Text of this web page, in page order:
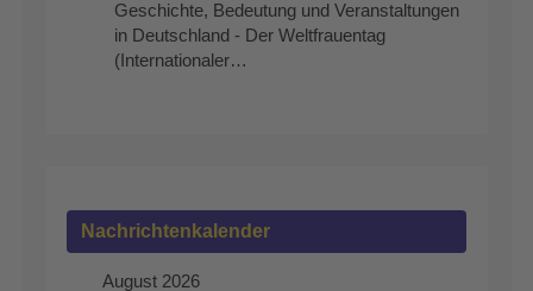
Geschichte, Bedeutung und Veranstaltungen
in Deutschland - Der Weltfrauentag
(Internationaler…
Nachrichtenkalender
August 2026